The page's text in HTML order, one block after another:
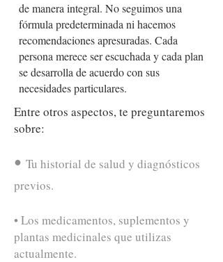
de manera integral. No seguimos una
fórmula predeterminada ni hacemos
recomendaciones apresuradas. Cada
persona merece ser escuchada y cada plan
se desarrolla de acuerdo con sus
necesidades particulares.
Entre otros aspectos, te preguntaremos
sobre:
• Tu historial de salud y diagnósticos
previos.
• Los medicamentos, suplementos y
plantas medicinales que utilizas
actualmente.